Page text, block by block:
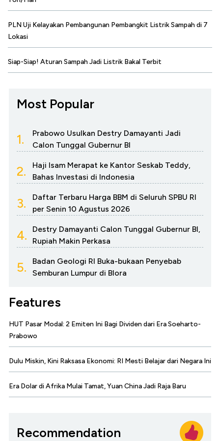
PLN Uji Kelayakan Pembangunan Pembangkit Listrik Sampah di 7
Lokasi
Siap-Siap! Aturan Sampah Jadi Listrik Bakal Terbit
Most Popular
1.
Prabowo Usulkan Destry Damayanti Jadi
Calon Tunggal Gubernur BI
2.
Haji Isam Merapat ke Kantor Seskab Teddy,
Bahas Investasi di Indonesia
3.
Daftar Terbaru Harga BBM di Seluruh SPBU RI
per Senin 10 Agustus 2026
4.
Destry Damayanti Calon Tunggal Gubernur BI,
Rupiah Makin Perkasa
5.
Badan Geologi RI Buka-bukaan Penyebab
Semburan Lumpur di Blora
Features
HUT Pasar Modal: 2 Emiten Ini Bagi Dividen dari Era Soeharto-
Prabowo
Dulu Miskin, Kini Raksasa Ekonomi: RI Mesti Belajar dari Negara Ini
Era Dolar di Afrika Mulai Tamat, Yuan China Jadi Raja Baru
Recommendation